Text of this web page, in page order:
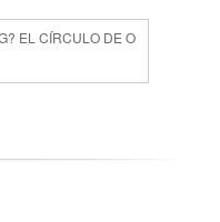
EL CÍRCULO DE O